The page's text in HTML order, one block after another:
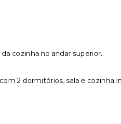
cozinha no andar superior.
2 dormitórios, sala e cozinha